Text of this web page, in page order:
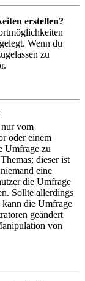
erstellen?
Wenn du
zu
vom
oder einem
Umfrage zu
dieser ist
eine
die Umfrage
Sollte allerdings
kann die Umfrage
geändert
von